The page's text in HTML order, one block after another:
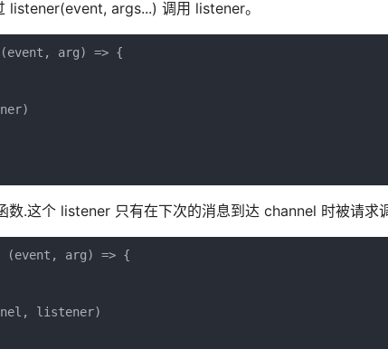
listener(event, args...) 调用 listener。
arg) => {
.这个 listener 只有在下次的消息到达 channel 时被请求
(event, arg) => {
listener)